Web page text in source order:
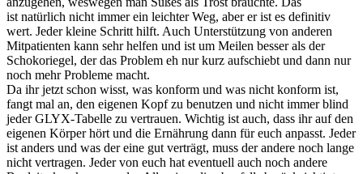
ist natürlich nicht immer ein leichter Weg, aber er ist es definitiv
wert. Jeder kleine Schritt hilft. Auch Unterstützung von anderen
Mitpatienten kann sehr helfen und ist um Meilen besser als der
Schokoriegel, der das Problem eh nur kurz aufschiebt und dann nur
noch mehr Probleme macht.
Da ihr jetzt schon wisst, was konform und was nicht konform ist,
fangt mal an, den eigenen Kopf zu benutzen und nicht immer blind
jeder GLYX-Tabelle zu vertrauen. Wichtig ist auch, dass ihr auf den
eigenen Körper hört und die Ernährung dann für euch anpasst. Jeder
ist anders und was der eine gut verträgt, muss der andere noch lange
nicht vertragen. Jeder von euch hat eventuell auch noch andere